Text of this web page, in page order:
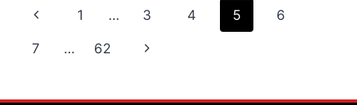
Page
navigation
Previous
Page
1 … 3 4 5 6
7 … 62
Next